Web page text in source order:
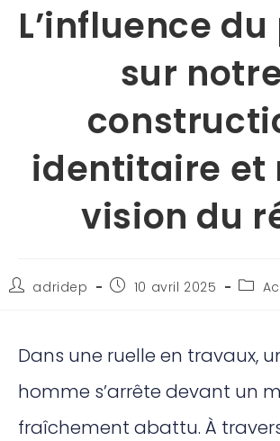
L’influence
sur
identitaire et
vision du
adridep 10 avril 2025
Dans une ruelle en travaux,
homme s’arrête devant un
fraîchement abattu. À